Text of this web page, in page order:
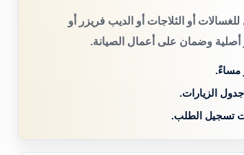
أو الثلاجات أو الديب فريزر أو
أصلية وضمان على أعمال الصيانة.
مساءً.
الزيارات.
تسجيل الطلب.